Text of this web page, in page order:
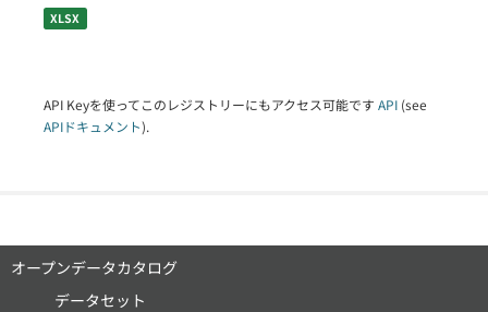
XLSX
API Keyを使ってこのレジストリーにもアクセス可能です API (see
APIドキュメント).
オープンデータカタログ
データセット